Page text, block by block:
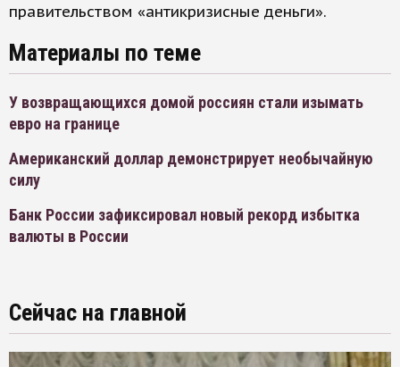
правительством «антикризисные деньги».
Материалы по теме
У возвращающихся домой россиян стали изымать
евро на границе
Американский доллар демонстрирует необычайную
силу
Банк России зафиксировал новый рекорд избытка
валюты в России
Сейчас на главной